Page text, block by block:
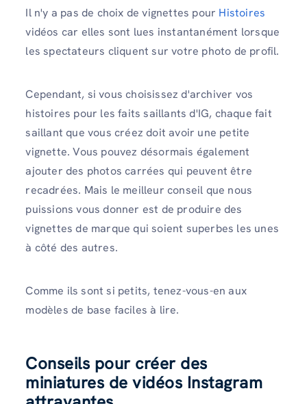
Il n'y a pas de choix de vignettes pour Histoires
vidéos car elles sont lues instantanément lorsque
les spectateurs cliquent sur votre photo de profil.
Cependant, si vous choisissez d'archiver vos
histoires pour les faits saillants d'IG, chaque fait
saillant que vous créez doit avoir une petite
vignette. Vous pouvez désormais également
ajouter des photos carrées qui peuvent être
recadrées. Mais le meilleur conseil que nous
puissions vous donner est de produire des
vignettes de marque qui soient superbes les unes
à côté des autres.
Comme ils sont si petits, tenez-vous-en aux
modèles de base faciles à lire.
Conseils pour créer des
miniatures de vidéos Instagram